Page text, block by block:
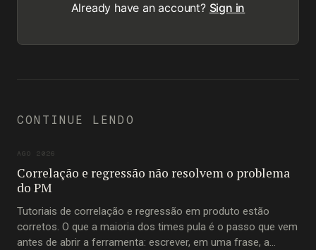
Already have an account? Sign in
CONTINUE LENDO
AGO 2026
Correlação e regressão não resolvem o problema
do PM
Tutoriais de correlação e regressão em produto estão
corretos. O que a maioria dos times pula é o passo que vem
antes de abrir a ferramenta: escrever, em uma frase, a